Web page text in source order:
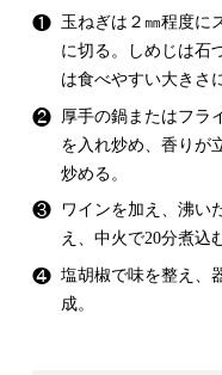
❶
玉ねぎは２㎜程度に
に切る。しめじは石
は食べやすい大きさ
❷
厚手の鍋またはフラ
を入れ炒め、香りが
炒める。
❸
ワインを加え、沸い
え、中火で20分煮込
❹ 塩胡椒で味を整え、
成。